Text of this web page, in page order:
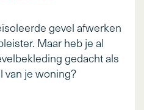
gevel afwerken
Maar heb je al
gedacht als
van je woning?